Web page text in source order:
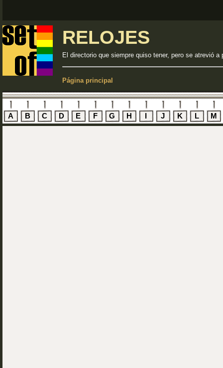
RELOJES
El directorio que siempre quiso tener, pero se atrevió a
Página principal
A B C D E F G H I J K L M